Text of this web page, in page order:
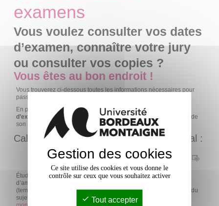
examens
Vous voulez consulter vos dates
d’examen, connaître votre jury
ou consulter vos copies ?
Vous êtes au bon endroit !
Vous trouverez ci-dessous toutes les informations nécessaires pour
passer vos épreuves dans les meilleures conditions.
En plus des contrôles continus, il existedeux types
d’examen terminaux : les écrits et les oraux. Chacun d’eux possède
son propre calendrier.
Calendriers des écrits de contrôle terminal :
Cliquez ici :https://www.apogee-montaigne.u-bordeaux.fr/
Étudiants en situation de handicap : si vous bénéficiez
d’aménagements des conditions de passation de vos examens
(temps majoré, secrétaire d'examens, ordinateur, agrandissement du
sujet, etc.), consultez la page dédiée :https://etu.u-bordeaux-
Gestion des cookies
Ce site utilise des cookies et vous donne le
contrôle sur ceux que vous souhaitez activer
Tout accepter